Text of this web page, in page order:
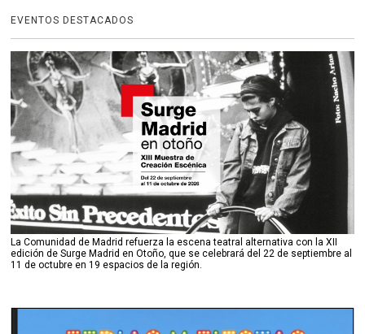
EVENTOS DESTACADOS
La Comunidad de Madrid refuerza la escena teatral alternativa con la XII
edición de Surge Madrid en Otoño, que se celebrará del 22 de septiembre al
11 de octubre en 19 espacios de la región.